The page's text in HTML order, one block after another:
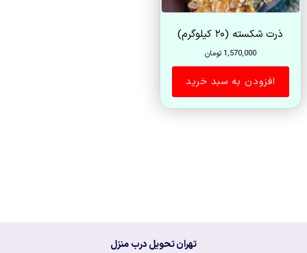
ذرت شکسته (۲۰ کیلوگرم)
1,570,000 تومان
افزودن به سبد خرید
تهران تحویل درب منزل